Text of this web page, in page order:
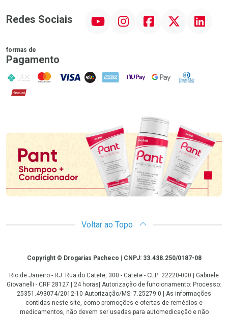
Redes Sociais InstagramFacebookTwitter Linkedin
formas de
Pagamento
PIX MasterCard
VISA ELO AMEX NuPay Google PayDiners Club
Hipercard
Promoção em Destaque
Voltar ao Topo
CopyrightCopyright © Drogarias Pacheco | CNPJ: 33.438.250/0187-08
Rio de Janeiro - RJ: Rua do Catete, 300 - Catete - CEP: 22220-000 | Gabriele
Giovanelli - CRF 28127 | 24 horas| Autorização de funcionamento: Processo:
25351.493074/2012-10 Autorização/MS: 7.25279.0 | As informações
contidas neste site, como promoções e ofertas de remédios e
medicamentos, não devem ser usadas para automedicação e não